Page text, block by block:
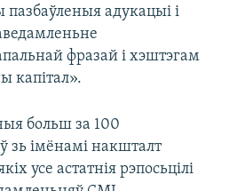
адукацыі і
фразай і хэштэгам
капітал».
больш за 100
зь імёнамі накшталт
усе астатнія рэпосьцілі